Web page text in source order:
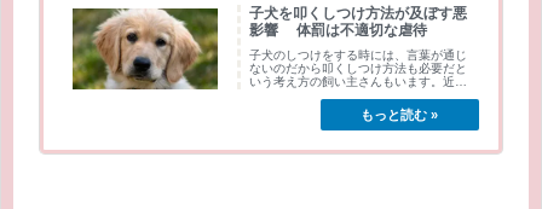
子犬を叩くしつけ方法が及ぼす悪
影響 体罰は不適切な虐待
子犬のしつけをする時には、言葉が通じ
ないのだから叩くしつけ方法も必要だと
いう考え方の飼い主さんもいます。近年